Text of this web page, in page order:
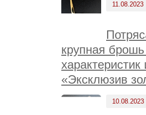
11.08.2023
крупная
«Эксклюзив
10.08.2023